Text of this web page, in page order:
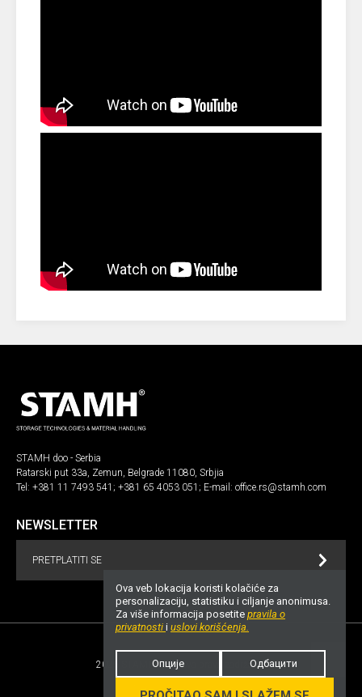
STAMH doo - Serbia
Ratarski put 33a, Zemun, Belgrade 11080, Srbjia
Tel: +381 11 7493 541 ; +381 65 4053 051 ; E-mail: office.rs@stamh.com
NEWSLETTER
PRETPLATITI SE
2026 STAMH.com. Sva prava zadržana!
Opšti uslovi
Ova veb lokacija koristi kolačiće za
personalizaciju, statistiku i ciljanje anonimusa.
Za više informacija posetite pravila o
privatnosti i uslovi korišćenja.
Опције Одбацити